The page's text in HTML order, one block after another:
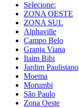
Selecione:
ZONA OESTE
ZONA SUL
Alphaville
Campo Belo
Granja Viana
Itaim Bibi
Jardim Paulistano
Moema
Morumbi
São Paulo
Zona Oeste